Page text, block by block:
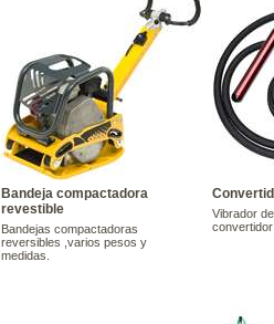
Bandeja compactadora
revestible
Bandejas compactadoras
reversibles ,varios pesos y
medidas.
Vibrador